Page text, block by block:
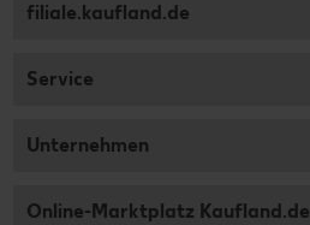
filiale.kaufland.de
Service
Unternehmen
Online-Marktplatz Kaufland.de